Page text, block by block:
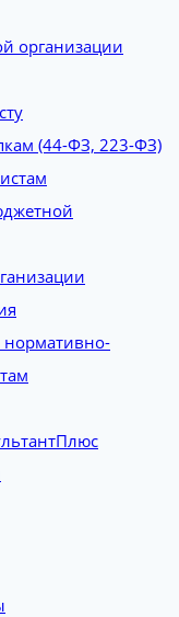
организации
(44-ФЗ, 223-ФЗ)
нормативно-